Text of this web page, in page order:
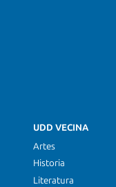
UDD VECINA
Artes
Historia
Literatura